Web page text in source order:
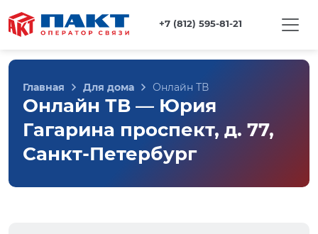
+7 (812) 595-81-21
Главная Для дома Онлайн ТВ
Онлайн ТВ — Юрия
Гагарина проспект, д. 77,
Санкт-Петербург